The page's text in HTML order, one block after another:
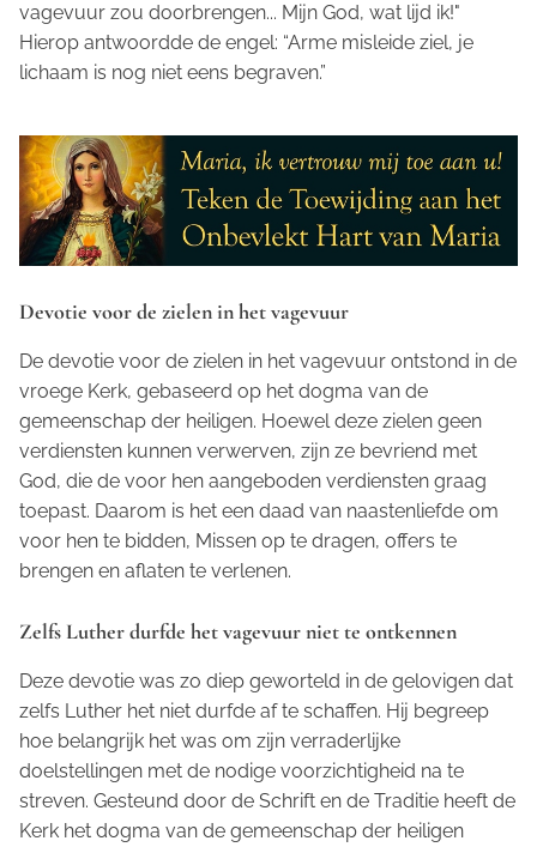
vagevuur zou doorbrengen... Mijn God, wat lijd ik!"
Hierop antwoordde de engel: “Arme misleide ziel, je
lichaam is nog niet eens begraven.”
Devotie voor de zielen in het vagevuur
De devotie voor de zielen in het vagevuur ontstond in de
vroege Kerk, gebaseerd op het dogma van de
gemeenschap der heiligen. Hoewel deze zielen geen
verdiensten kunnen verwerven, zijn ze bevriend met
God, die de voor hen aangeboden verdiensten graag
toepast. Daarom is het een daad van naastenliefde om
voor hen te bidden, Missen op te dragen, offers te
brengen en aflaten te verlenen.
Zelfs Luther durfde het vagevuur niet te ontkennen
Deze devotie was zo diep geworteld in de gelovigen dat
zelfs Luther het niet durfde af te schaffen. Hij begreep
hoe belangrijk het was om zijn verraderlijke
doelstellingen met de nodige voorzichtigheid na te
streven. Gesteund door de Schrift en de Traditie heeft de
Kerk het dogma van de gemeenschap der heiligen